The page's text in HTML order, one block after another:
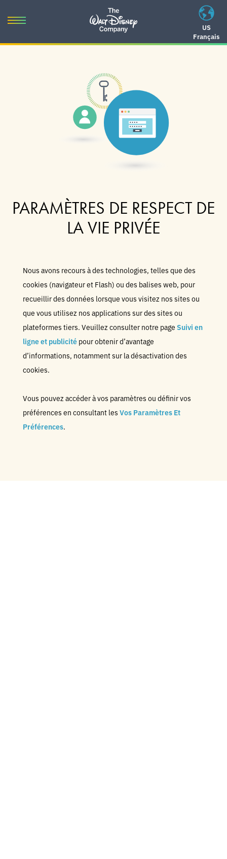
US
Français
Toggle
PARAMÈTRES DE RESPECT DE
LA VIE PRIVÉE
Nous avons recours à des technologies, telles que des
cookies (navigateur et Flash) ou des balises web, pour
recueillir des données lorsque vous visitez nos sites ou
que vous utilisez nos applications sur des sites ou
plateformes tiers. Veuillez consulter notre page Suivi en
ligne et publicité pour obtenir d’avantage
d’informations, notamment sur la désactivation des
cookies.
Vous pouvez accéder à vos paramètres ou définir vos
préférences en consultant les Vos Paramètres Et
Préférences.